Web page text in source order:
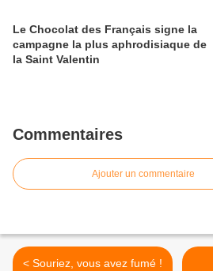
Le Chocolat des Français signe la
campagne la plus aphrodisiaque de
la Saint Valentin
Commentaires
Ajouter un commentaire
< Souriez, vous avez fumé !